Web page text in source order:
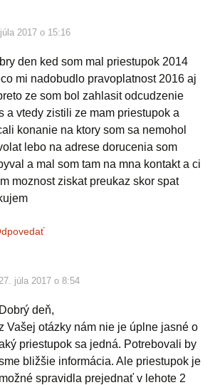
2017 o 15:16
den ked som mal priestupok 2014
mi nadobudlo pravoplatnost 2016 aj
ze som bol zahlasit odcudzenie
a vtedy zistili ze mam priestupok a
konanie na ktory som sa nemohol
lebo na adrese dorucenia som
a mal som tam na mna kontakt a ci
moznost ziskat preukaz skor spat
júla 2017 o 8:54
Dobrý deň,
Vašej otázky nám nie je úplne jasné o
priestupok sa jedná. Potrebovali by
bližšie informácia. Ale priestupok je
možné spravidla prejednať v lehote 2